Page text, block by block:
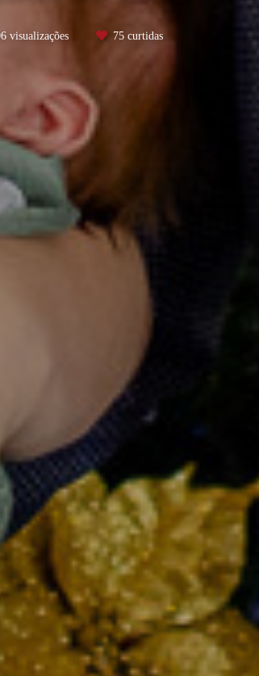
visualizações 75 curtidas